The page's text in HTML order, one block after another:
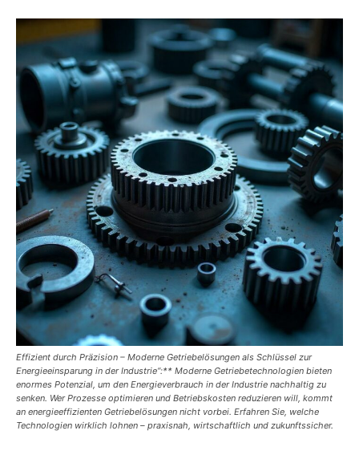
Effizient durch Präzision – Moderne Getriebelösungen als Schlüssel zur
Energieeinsparung in der Industrie“:** Moderne Getriebetechnologien bieten
enormes Potenzial, um den Energieverbrauch in der Industrie nachhaltig zu
senken. Wer Prozesse optimieren und Betriebskosten reduzieren will, kommt
an energieeffizienten Getriebelösungen nicht vorbei. Erfahren Sie, welche
Technologien wirklich lohnen – praxisnah, wirtschaftlich und zukunftssicher.